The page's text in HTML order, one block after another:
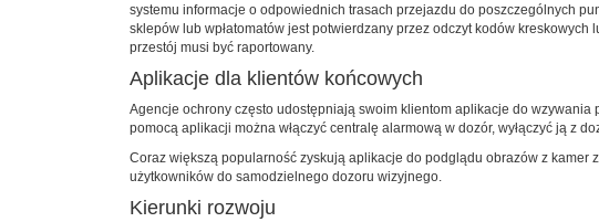
systemu informacje o odpowiednich trasach przejazdu do poszczególnych
sklepów lub wpłatomatów jest potwierdzany przez odczyt kodów
przestój musi być raportowany.
Aplikacje dla klientów końcowych
Agencje ochrony często udostępniają swoim klientom aplikacje do
pomocą aplikacji można włączyć centralę alarmową w dozór, wyłączyć ją z
Coraz większą popularność zyskują aplikacje do podglądu obrazów z
użytkowników do samodzielnego dozoru wizyjnego.
Kierunki rozwoju